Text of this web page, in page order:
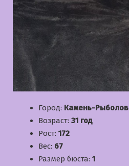
Город: Камень-Рыболов
Возраст: 31 год
Рост: 172
Вес: 67
Размер бюста: 1